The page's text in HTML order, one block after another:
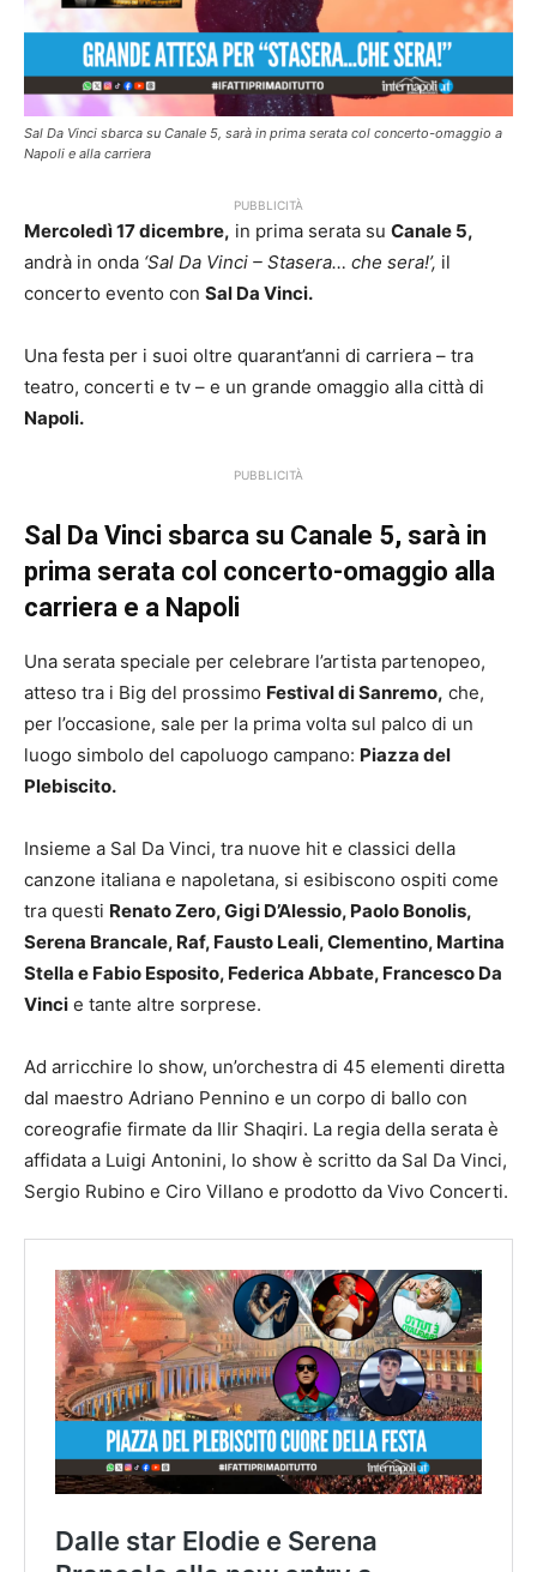
Sal Da Vinci sbarca su Canale 5, sarà in prima serata col concerto-omaggio a
Napoli e alla carriera
PUBBLICITÀ
Mercoledì 17 dicembre, in prima serata su Canale 5,
andrà in onda ‘Sal Da Vinci – Stasera… che sera!’, il
concerto evento con Sal Da Vinci.
Una festa per i suoi oltre quarant’anni di carriera – tra
teatro, concerti e tv – e un grande omaggio alla città di
Napoli.
PUBBLICITÀ
Sal Da Vinci sbarca su Canale 5, sarà in
prima serata col concerto-omaggio alla
carriera e a Napoli
Una serata speciale per celebrare l’artista partenopeo,
atteso tra i Big del prossimo Festival di Sanremo, che,
per l’occasione, sale per la prima volta sul palco di un
luogo simbolo del capoluogo campano: Piazza del
Plebiscito.
Insieme a Sal Da Vinci, tra nuove hit e classici della
canzone italiana e napoletana, si esibiscono ospiti come
tra questi Renato Zero, Gigi D’Alessio, Paolo Bonolis,
Serena Brancale, Raf, Fausto Leali, Clementino, Martina
Stella e Fabio Esposito, Federica Abbate, Francesco Da
Vinci e tante altre sorprese.
Ad arricchire lo show, un’orchestra di 45 elementi diretta
dal maestro Adriano Pennino e un corpo di ballo con
coreografie firmate da Ilir Shaqiri. La regia della serata è
affidata a Luigi Antonini, lo show è scritto da Sal Da Vinci,
Sergio Rubino e Ciro Villano e prodotto da Vivo Concerti.